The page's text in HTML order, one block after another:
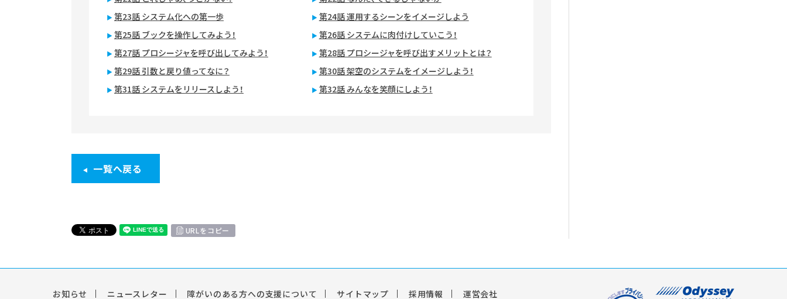
第23話 システム化への第一歩
第24話 運用するシーンをイメージしよう
第25話 ブックを操作してみよう！
第26話 システムに肉付けしていこう！
第27話 プロシージャを呼び出してみよう！
第28話 プロシージャを呼び出すメリットとは？
第29話 引数と戻り値ってなに？
第30話 架空のシステムをイメージしよう！
第31話 システムをリリースしよう！
第32話 みんなを笑顔にしよう！
一覧へ戻る
URLをコピー
お知らせ ニュースレター 障がいのある方への支援について サイトマップ 採用情報 運営会社